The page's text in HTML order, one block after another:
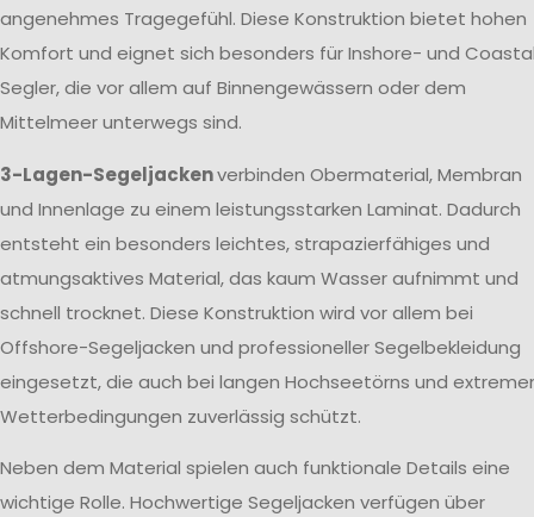
angenehmes Tragegefühl. Diese Konstruktion bietet hohen
Komfort und eignet sich besonders für Inshore- und
Segler, die vor allem auf Binnengewässern oder dem
Mittelmeer unterwegs sind.
3-Lagen-Segeljackenverbinden Obermaterial, Membran
und Innenlage zu einem leistungsstarken Laminat. Dadurch
entsteht ein besonders leichtes, strapazierfähiges und
atmungsaktives Material, das kaum Wasser aufnimmt und
schnell trocknet. Diese Konstruktion wird vor allem bei
Offshore-Segeljacken und professioneller Segelbekleidung
eingesetzt, die auch bei langen Hochseetörns und
Wetterbedingungen zuverlässig schützt.
Neben dem Material spielen auch funktionale Details eine
wichtige Rolle. Hochwertige Segeljacken verfügen über